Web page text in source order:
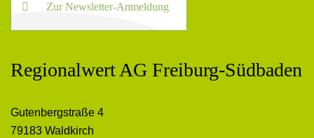
Zur Newsletter-Anmeldung
Regionalwert AG Freiburg-Südbaden
Gutenbergstraße 4
79183 Waldkirch